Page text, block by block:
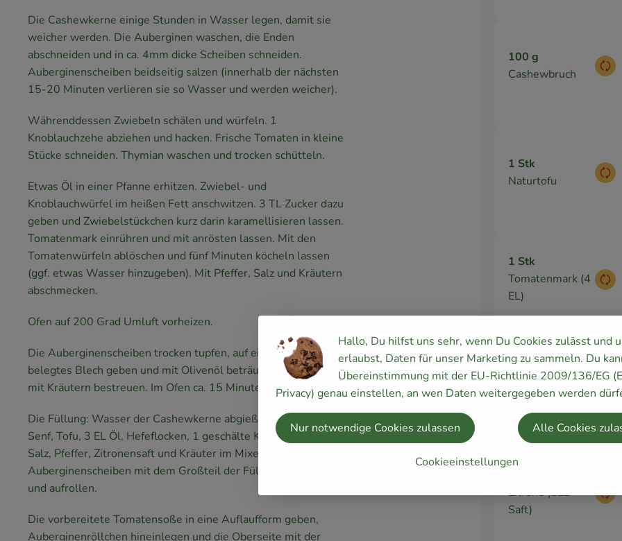
Die Cashewkerne einige Stunden in Wasser legen, damit sie
weicher werden. Die Auberginen waschen, die Enden
abschneiden und in ca. 4mm dicke Scheiben schneiden.
Auberginenscheiben beidseitig salzen (innerhalb der nächsten
15-20 Minuten verlieren sie so Wasser und werden weicher).
Währenddessen Zwiebeln schälen und würfeln. 1
Knoblauchzehe abziehen und hacken. Frische Tomaten in kleine
Stücke schneiden. Thymian waschen und trocken schütteln.
Etwas Öl in einer Pfanne erhitzen. Zwiebel- und
Knoblauchwürfel im heißen Fett anschwitzen. 3 TL Zucker dazu
geben und Zwiebelstückchen kurz darin karamellisieren lassen.
Tomatenmark einrühren und mit anrösten lassen. Mit den
Tomatenwürfeln ablöschen und fünf Minuten köcheln lassen
(ggf. etwas Wasser hinzugeben). Mit Pfeffer, Salz und Kräutern
abschmecken.
Ofen auf 200 Grad Umluft vorheizen.
Die Auberginenscheiben trocken tupfen, auf ein mit Backpapier
belegtes Blech geben und mit Olivenöl beträufeln. Pfeffern und
mit Kräutern bestreuen. Im Ofen ca. 15 Minuten garen lassen.
Die Füllung: Wasser der Cashewkerne abgießen. Die Kerne,
Senf, Tofu, 3 EL Öl, Hefeflocken, 1 geschälte Knoblauchzehe,
Salz, Pfeffer, Zitronensaft und Kräuter im Mixer pürieren.
Auberginenscheiben mit dem Großteil der Füllung bestreichen
und aufrollen.
Die vorbereitete Tomatensoße in eine Auflaufform geben,
Auberginenröllchen hineinlegen und die Oberseite mit der
100 g
Cashewbruch
1 Stk
Naturtofu
1 Stk
Tomatenmark (4
EL)
3 EL
italienische
Kräuter
Zitrone (1EL
Saft)
Hallo, Du hilfst uns sehr, wenn Du Cookies zulässt und
erlaubst, Daten für unser Marketing zu sammeln. Du
Übereinstimmung mit der EU-Richtlinie 2009/136/EG
Privacy) genau einstellen, an wen Daten weitergegeben werden
Cookieeinstellungen
Nur notwendige Cookies zulassen Alle Cookies